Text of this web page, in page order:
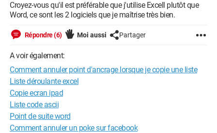
Croyez-vous qu'il est préférable que j'utilise Excell plutôt que
Word, ce sont les 2 logiciels que je maîtrise très bien.
Répondre (6) Moi aussi Partager
A voir également:
Comment annuler point d'ancrage lorsque je copie une liste
Liste déroulante excel
Copie ecran ipad
Liste code ascii
Point de suite word
Comment annuler un poke sur facebook